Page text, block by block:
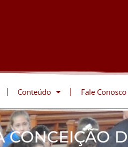
Conteúdo Fale Conosco
CONCEIÇÃO